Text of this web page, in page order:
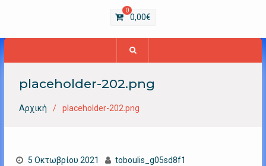
0
0,00€
placeholder-202.png
Αρχική placeholder-202.png
5 Οκτωβρίου 2021 toboulis_g05sd8f1